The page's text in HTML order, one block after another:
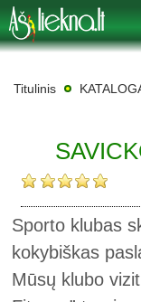
Titulinis
Sporto klubas
kokybiškas
Mūsų klubo